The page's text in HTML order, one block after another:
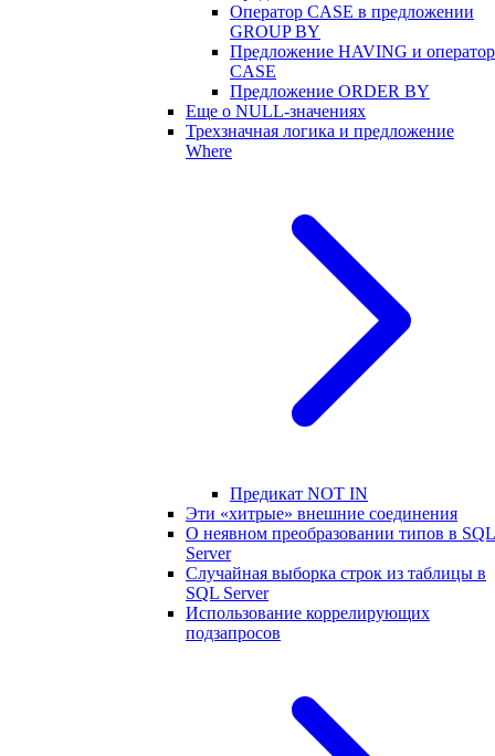
Оператор CASE в предложении
GROUP BY
Предложение HAVING и оператор
CASE
Предложение ORDER BY
Еще о NULL-значениях
Трехзначная логика и предложение
Where
Предикат NOT IN
Эти «хитрые» внешние соединения
О неявном преобразовании типов в SQL
Server
Случайная выборка строк из таблицы в
SQL Server
Использование коррелирующих
подзапросов